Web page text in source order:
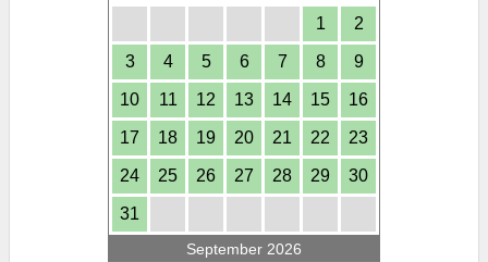
1 2
3 4 5 6 7 8 9
10 11 12 13 14 15 16
17 18 19 20 21 22 23
24 25 26 27 28 29 30
31
September 2026